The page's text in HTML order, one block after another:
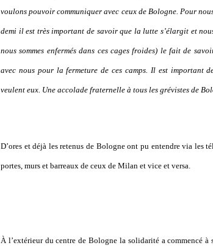
voulons pouvoir communiquer avec ceux de Bologne. Pour
demi il est très important de savoir que la lutte s’élargit et
nous sommes enfermés dans ces cages froides) le fait de
avec nous pour la fermeture de ces camps. Il est important
veulent eux. Une accolade fraternelle à tous les grévistes de
D’ores et déjà les retenus de Bologne ont pu entendre via les
portes, murs et barreaux de ceux de Milan et vice et versa.
À l’extérieur du centre de Bologne la solidarité a commencé à